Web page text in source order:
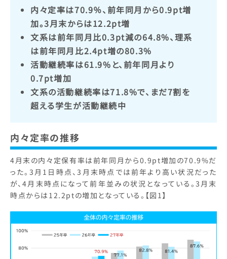
内々定率は70.9％、前年同月から0.9pt増
加。3月末からは12.2pt増
文系は前年同月比0.3pt減の64.8%、理系
は前年同月比2.4pt増の80.3%
活動継続率は61.9%と、前年同月より
0.7pt増加
文系の活動継続率は71.8%で、まだ7割を
超える学生が活動継続中
内々定率の推移
4月末の内々定保有率は前年同月から0.9pt増加の70.9%だ
った。3月1日時点、3月末時点では前年より高い状況だった
が、4月末時点になって前年並みの状況となっている。3月末
時点からは12.2ptの増加となっている。【図1】